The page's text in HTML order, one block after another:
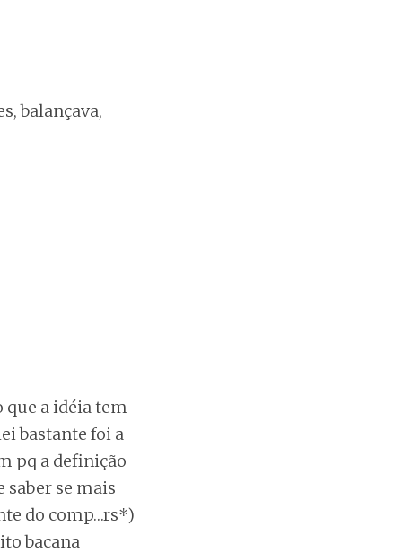
balançava,
que a idéia tem
bastante foi a
pq a definição
saber se mais
do comp…rs*)
bacana